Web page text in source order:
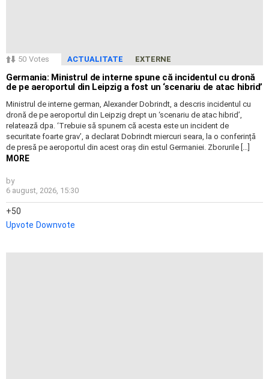
50 Votes ACTUALITATE EXTERNE
Germania: Ministrul de interne spune că incidentul cu dronă
de pe aeroportul din Leipzig a fost un ‘scenariu de atac hibrid’
Ministrul de interne german, Alexander Dobrindt, a descris incidentul cu
dronă de pe aeroportul din Leipzig drept un ‘scenariu de atac hibrid’,
relatează dpa. ‘Trebuie să spunem că acesta este un incident de
securitate foarte grav’, a declarat Dobrindt miercuri seara, la o conferință
de presă pe aeroportul din acest oraș din estul Germaniei. Zborurile […]
MORE
by
6 august, 2026, 15:30
50
Upvote Downvote